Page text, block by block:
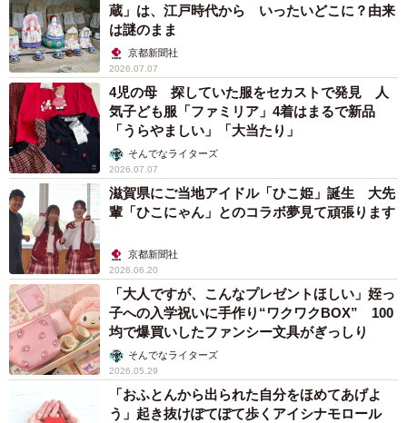
蔵」は、江戸時代から いったいどこに？由来
は謎のまま
京都新聞社
2026.07.07
4児の母 探していた服をセカストで発見 人
気子ども服「ファミリア」4着はまるで新品
「うらやましい」「大当たり」
そんでなライターズ
2026.07.07
滋賀県にご当地アイドル「ひこ姫」誕生 大先
輩「ひこにゃん」とのコラボ夢見て頑張ります
京都新聞社
2026.06.20
「大人ですが、こんなプレゼントほしい」姪っ
子への入学祝いに手作り“ワクワクBOX” 100
均で爆買いしたファンシー文具がぎっしり
そんでなライターズ
2026.05.29
「おふとんから出られた自分をほめてあげよ
う」起き抜けぽてぽて歩くアイシナモロール